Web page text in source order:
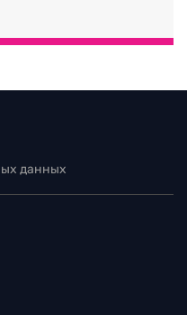
данных